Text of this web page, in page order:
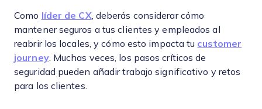
Como líder de CX, deberás considerar cómo
mantener seguros a tus clientes y empleados al
reabrir los locales, y cómo esto impacta tu customer
journey. Muchas veces, los pasos críticos de
seguridad pueden añadir trabajo significativo y retos
para los clientes.